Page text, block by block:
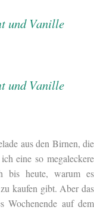
aus den Birnen, die
icheine so megaleckere
bis heute, warum es
kaufen gibt. Aber das
Wochenende auf dem